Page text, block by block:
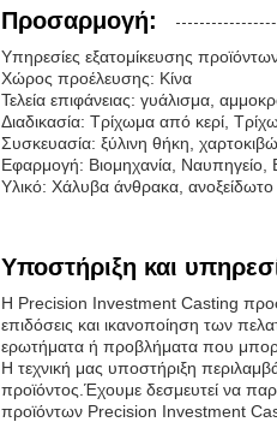
Προσαρμογή:
Υπηρεσίες εξατομίκευσης
Χώρος προέλευσης: Κίνα
Τελεία επιφάνειας: γυάλισμα,
Διαδικασία: Τρίχωμα από κερί,
Συσκευασία: ξύλινη θήκη,
Εφαρμογή: Βιομηχανία, Ναυπηγείο,
Υλικό: Χάλυβα άνθρακα,
Υποστήριξη και
Η Precision Investment Casting
επιδόσεις και ικανοποίηση των
ερωτήματα ή προβλήματα που
Η τεχνική μας υποστήριξη
προϊόντος.Έχουμε δεσμευτεί να
προϊόντων Precision Investment